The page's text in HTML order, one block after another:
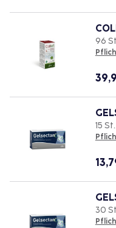
96
15
30